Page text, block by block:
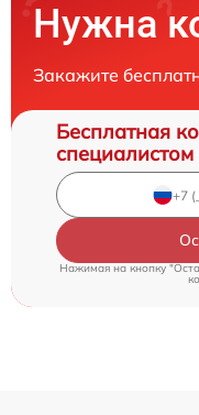
Нужна
Закажите
Бесплатная
специалистом
Нажимая на кнопку